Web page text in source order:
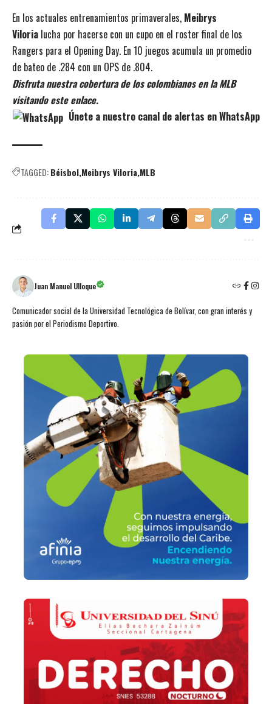
En los actuales entrenamientos primaverales, Meibrys
Viloria lucha por hacerse con un cupo en el roster final de los
Rangers para el Opening Day. En 10 juegos acumula un promedio
de bateo de .284 con un OPS de .804.
Disfruta nuestra cobertura de los colombianos en la MLB
visitando este enlace.
Únete a nuestro canal de alertas en WhatsApp
TAGGED:Béisbol Meibrys Viloria MLB
Juan Manuel Ulloque
Comunicador social de la Universidad Tecnológica de Bolívar, con gran interés y
pasión por el Periodismo Deportivo.